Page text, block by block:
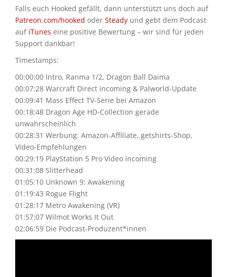
Falls euch Hooked gefällt, dann unterstützt uns doch auf
Patreon.com/hooked oder Steady und gebt dem Podcast
auf iTunes eine positive Bewertung – wir sind für jeden
Support dankbar!
Timestamps:
00:00:00 Intro, Ranma 1/2, Dragon Ball Daima
00:07:28 Warcraft Direct incoming & Palworld-Update
00:09:41 Mass Effect TV-Serie bei Amazon
00:18:48 Dragon Age HD-Collection gerade
unwahrscheinlich
00:28:31 Werbung: Amazon-Affiliate, getshirts-Shop,
Video-Empfehlungen
00:29:19 PlayStation 5 Pro Video incoming
00:31:08 Slitterhead
01:05:10 Unknown 9: Awakening
01:19:43 Rogue Flight
01:28:17 Metro Awakening (VR)
01:57:07 Wilmot Works It Out
02:06:59 Die Podcast-Produzent*innen